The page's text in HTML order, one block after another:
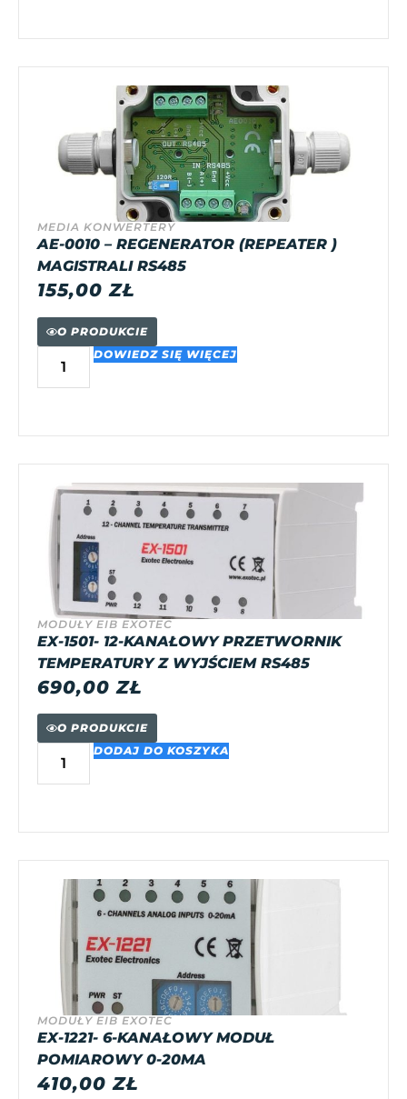
MEDIA KONWERTERY
AE-0010 – REGENERATOR (REPEATER )
MAGISTRALI RS485
155,00ZŁ
O PRODUKCIE
DOWIEDZ SIĘ WIĘCEJ
MODUŁY EIB EXOTEC
EX-1501- 12-KANAŁOWY PRZETWORNIK
TEMPERATURY Z WYJŚCIEM RS485
690,00ZŁ
O PRODUKCIE
DODAJ DO KOSZYKA
MODUŁY EIB EXOTEC
EX-1221- 6-KANAŁOWY MODUŁ
POMIAROWY 0-20MA
410,00ZŁ